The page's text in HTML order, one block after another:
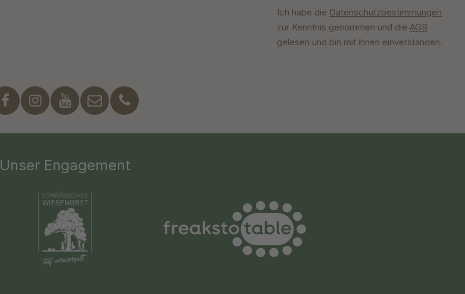
Ich habe die Datenschutzbestimmungen
zur Kenntnis genommen und die AGB
gelesen und bin mit ihnen einverstanden.
Unser Engagement